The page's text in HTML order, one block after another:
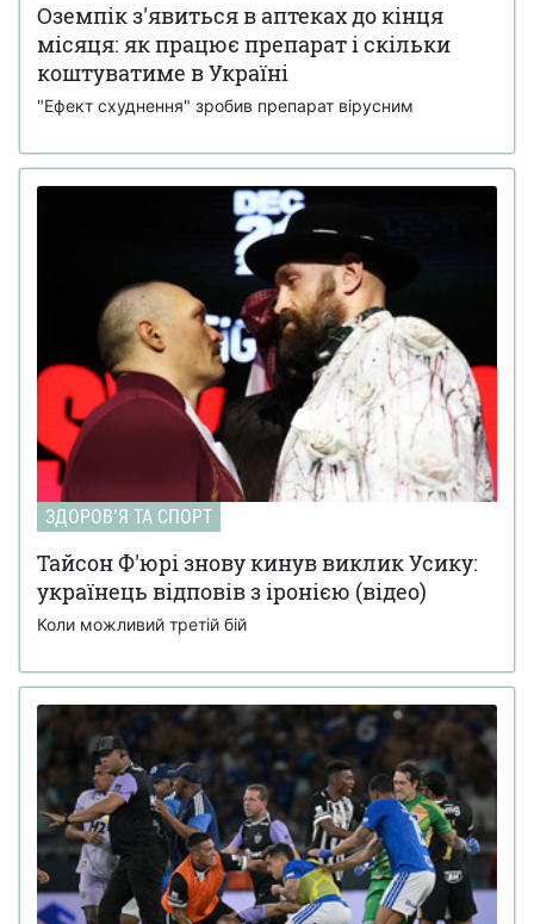
Оземпік з'явиться в аптеках до кінця
місяця: як працює препарат і скільки
коштуватиме в Україні
"Ефект схуднення" зробив препарат вірусним
ЗДОРОВʼЯ ТА СПОРТ
Тайсон Ф'юрі знову кинув виклик Усику:
українець відповів з іронією (відео)
Коли можливий третій бій